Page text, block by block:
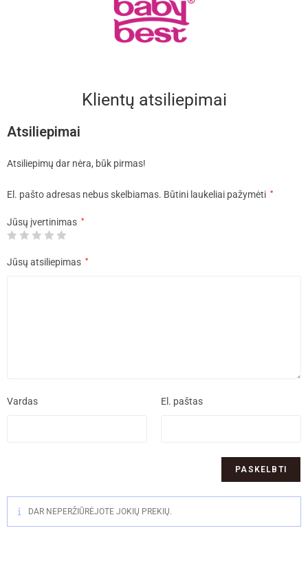
Klientų atsiliepimai
Atsiliepimai
Atsiliepimų dar nėra, būk pirmas!
El. pašto adresas nebus skelbiamas. Būtini laukeliai pažymėti *
Jūsų įvertinimas *
Jūsų atsiliepimas *
Vardas El. paštas
DAR NEPERŽIŪRĖJOTE JOKIŲ PREKIŲ.